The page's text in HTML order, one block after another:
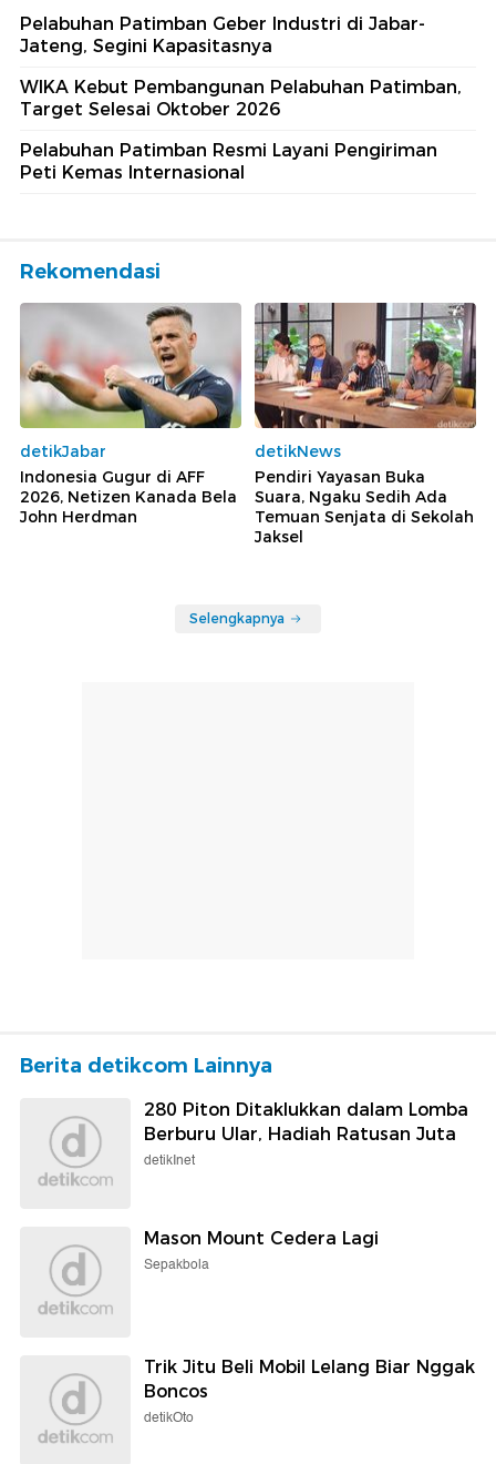
Pelabuhan Patimban Geber Industri di Jabar-
Jateng, Segini Kapasitasnya
WIKA Kebut Pembangunan Pelabuhan Patimban,
Target Selesai Oktober 2026
Pelabuhan Patimban Resmi Layani Pengiriman
Peti Kemas Internasional
Rekomendasi
detikJabar
Indonesia Gugur di AFF
2026, Netizen Kanada Bela
John Herdman
detikNews
Pendiri Yayasan Buka
Suara, Ngaku Sedih Ada
Temuan Senjata di Sekolah
Jaksel
Selengkapnya
Berita detikcom Lainnya
280 Piton Ditaklukkan dalam Lomba
Berburu Ular, Hadiah Ratusan Juta
detikInet
Mason Mount Cedera Lagi
Sepakbola
Trik Jitu Beli Mobil Lelang Biar Nggak
Boncos
detikOto